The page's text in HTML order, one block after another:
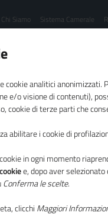
Chi Siamo Sistema Camerale
camerale
di commercio
cookie analitici anonimizzati.
e/o visione di contenuti),
cookie di terze parti che
abilitare i cookie di
in ogni momento
e, dopo aver
Conferma le scelte.
clicchi Maggiori